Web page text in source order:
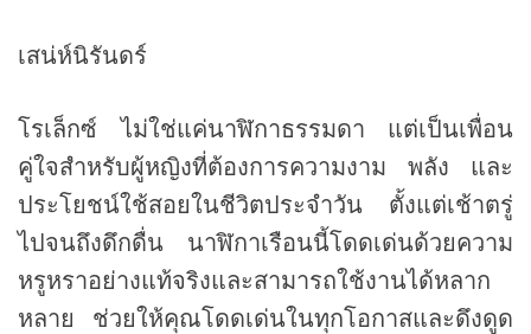
เสน่ห์นิรันดร์
โรเล็กซ์ ไม่ใช่แค่นาฬิกาธรรมดา แต่เป็นเพื่อน
คู่ใจสำหรับผู้หญิงที่ต้องการความงาม พลัง และ
ประโยชน์ใช้สอยในชีวิตประจำวัน ตั้งแต่เช้าตรู่
ไปจนถึงดึกดื่น นาฬิกาเรือนนี้โดดเด่นด้วยความ
หรูหราอย่างแท้จริงและสามารถใช้งานได้หลาก
หลาย ช่วยให้คุณโดดเด่นในทุกโอกาสและดึงดูด